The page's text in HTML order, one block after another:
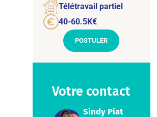
Télétravail partiel
40-60.5K€
POSTULER
Votre contact
Sindy Piat